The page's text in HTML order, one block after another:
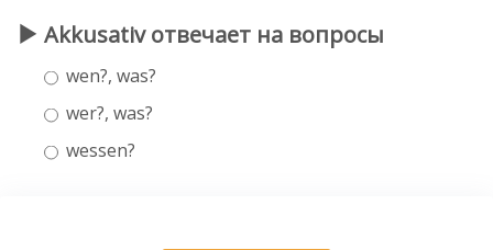
Akkusativ отвечает на вопросы
wen?, was?
wer?, was?
wessen?